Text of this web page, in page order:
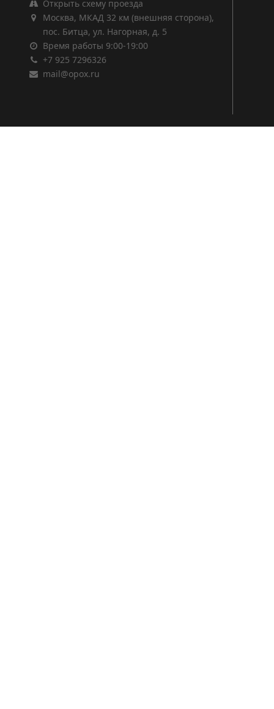
Открыть схему проезда
Москва, МКАД 32 км (внешняя сторона),
пос. Битца, ул. Нагорная, д. 5
Время работы 9:00-19:00
+7 925 7296326
mail@opox.ru